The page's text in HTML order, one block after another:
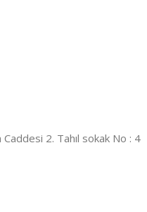
2. Tahıl sokak No : 4